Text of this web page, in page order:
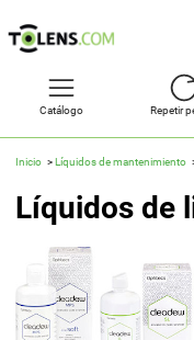
Catálogo Repetir
Inicio Líquidos de mantenimiento
Líquidos de